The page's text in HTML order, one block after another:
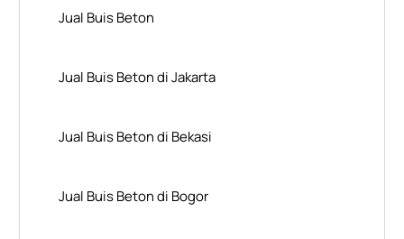
Jual Buis Beton
Jual Buis Beton di Jakarta
Jual Buis Beton di Bekasi
Jual Buis Beton di Bogor